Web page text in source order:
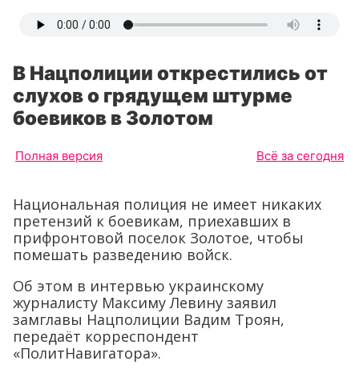
В Нацполиции открестились от
слухов о грядущем штурме
боевиков в Золотом
Полная версия Всё за сегодня
Национальная полиция не имеет никаких
претензий к боевикам, приехавших в
прифронтовой поселок Золотое, чтобы
помешать разведению войск.
Об этом в интервью украинскому
журналисту Максиму Левину заявил
замглавы Нацполиции Вадим Троян,
передаёт корреспондент
«ПолитНавигатора».